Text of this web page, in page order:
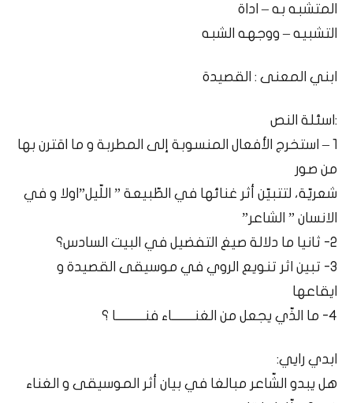
المتشبه به – اداة
التشبيه – ووجهه الشبه
ابني المعنى : القصيدة
:اسئلة النص
1 – استخرج الأفعال المنسوبة إلى المطربة و ما اقترن بها
من صور
شعريّة، لتتبيّن أثر غنائها في الطّبيعة ” اللّيل”اولا و في
الانسان ” الشاعر”
2- ثانيا ما دلالة صيغ التفضيل في البيت السادس؟
3- تبين اثر تنويع الروي في موسيقى القصيدة و
ايقاعها
4- ما الذّي يجعل من الغنـــــــاء فنـــــــــا ؟
ابدي رايي:
هل يبدو الشّاعر مبالغا في بيان أثر الموسيقى و الغناء